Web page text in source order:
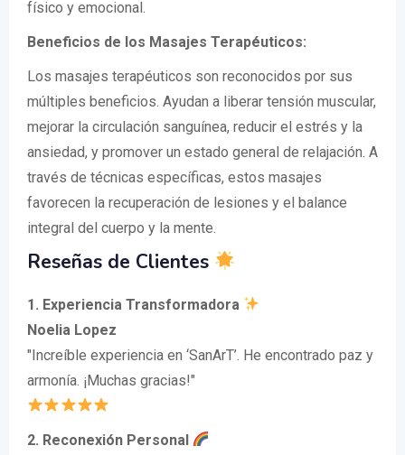
físico y emocional.
Beneficios de los Masajes Terapéuticos:
Los masajes terapéuticos son reconocidos por sus
múltiples beneficios. Ayudan a liberar tensión muscular,
mejorar la circulación sanguínea, reducir el estrés y la
ansiedad, y promover un estado general de relajación. A
través de técnicas específicas, estos masajes
favorecen la recuperación de lesiones y el balance
integral del cuerpo y la mente.
Reseñas de Clientes
1. Experiencia Transformadora
Noelia Lopez
"Increíble experiencia en ‘SanArT’. He encontrado paz y
armonía. ¡Muchas gracias!"
2. Reconexión Personal